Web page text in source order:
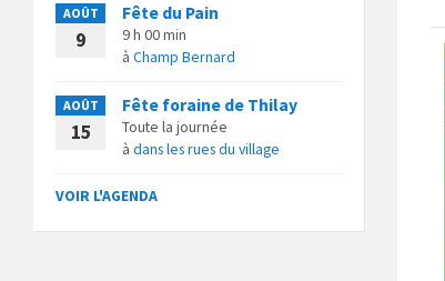
AOÛT
9
Fête du Pain
9 h 00 min
à Champ Bernard
AOÛT
15
Fête foraine de Thilay
Toute la journée
à dans les rues du village
VOIR L'AGENDA